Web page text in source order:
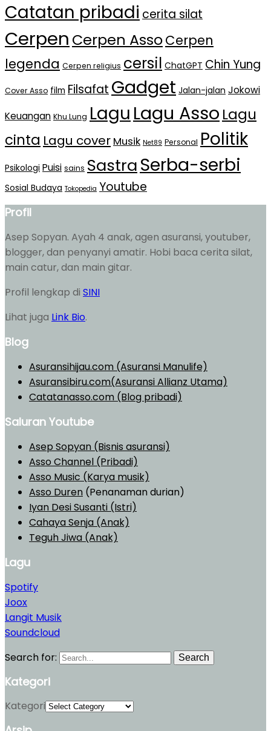
Catatan pribadi cerita silat
Cerpen Cerpen AssoCerpen
legenda Cerpen religius cersil ChatGPT Chin Yung
Cover Asso film Filsafat Gadget Jalan-jalan Jokowi
Keuangan Khu Lung Lagu Lagu Asso Lagu
cinta Lagu cover Musik Net89 Personal Politik
Psikologi Puisi sains SastraSerba-serbi
Sosial Budaya Tokopedia Youtube
Profil
Asep Sopyan. Ayah 4 anak, agen asuransi, youtuber,
blogger, dan penyanyi amatir. Hobi baca cerita silat,
main catur, dan main gitar.
Profil lengkap di SINI
Lihat juga Link Bio.
Blog
Asuransihijau.com (Asuransi Manulife)
Asuransibiru.com(Asuransi Allianz Utama)
Catatanasso.com (Blog pribadi)
Saluran Youtube
Asep Sopyan (Bisnis asuransi)
Asso Channel (Pribadi)
Asso Music (Karya musik)
Asso Duren (Penanaman durian)
Iyan Desi Susanti (Istri)
Cahaya Senja (Anak)
Teguh Jiwa (Anak)
Lagu
Spotify
Joox
Langit Musik
Soundcloud
Search for:
Search
Kategori
Kategori